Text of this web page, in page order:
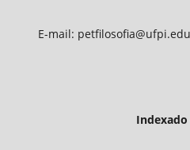
E-mail:
Indexado